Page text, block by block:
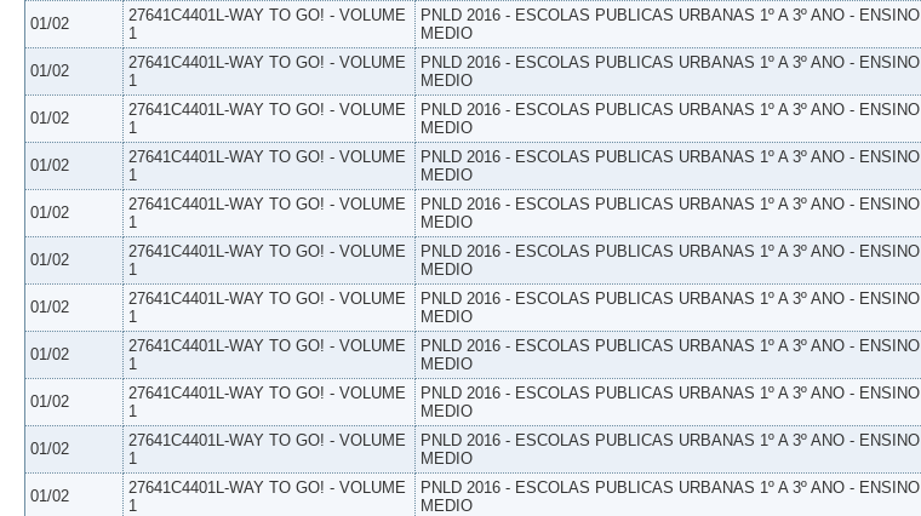
01/02
27641C4401L-WAY TO GO! - VOLUME
1
PNLD 2016 - ESCOLAS PUBLICAS URBANAS 1º A 3º ANO - ENSINO
MEDIO
01/02
27641C4401L-WAY TO GO! - VOLUME
1
PNLD 2016 - ESCOLAS PUBLICAS URBANAS 1º A 3º ANO - ENSINO
MEDIO
01/02
27641C4401L-WAY TO GO! - VOLUME
1
PNLD 2016 - ESCOLAS PUBLICAS URBANAS 1º A 3º ANO - ENSINO
MEDIO
01/02
27641C4401L-WAY TO GO! - VOLUME
1
PNLD 2016 - ESCOLAS PUBLICAS URBANAS 1º A 3º ANO - ENSINO
MEDIO
01/02
27641C4401L-WAY TO GO! - VOLUME
1
PNLD 2016 - ESCOLAS PUBLICAS URBANAS 1º A 3º ANO - ENSINO
MEDIO
01/02
27641C4401L-WAY TO GO! - VOLUME
1
PNLD 2016 - ESCOLAS PUBLICAS URBANAS 1º A 3º ANO - ENSINO
MEDIO
01/02
27641C4401L-WAY TO GO! - VOLUME
1
PNLD 2016 - ESCOLAS PUBLICAS URBANAS 1º A 3º ANO - ENSINO
MEDIO
01/02
27641C4401L-WAY TO GO! - VOLUME
1
PNLD 2016 - ESCOLAS PUBLICAS URBANAS 1º A 3º ANO - ENSINO
MEDIO
01/02
27641C4401L-WAY TO GO! - VOLUME
1
PNLD 2016 - ESCOLAS PUBLICAS URBANAS 1º A 3º ANO - ENSINO
MEDIO
01/02
27641C4401L-WAY TO GO! - VOLUME
1
PNLD 2016 - ESCOLAS PUBLICAS URBANAS 1º A 3º ANO - ENSINO
MEDIO
01/02
27641C4401L-WAY TO GO! - VOLUME
1
PNLD 2016 - ESCOLAS PUBLICAS URBANAS 1º A 3º ANO - ENSINO
MEDIO